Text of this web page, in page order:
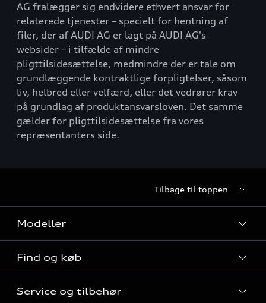
AG fralægger sig endvidere ethvert ansvar for
relaterede tjenester – specielt for hentning af
filer, der af AUDI AG er lagt på AUDI AG's
websider – i tilfælde af mindre
pligttilsidesættelse, medmindre der er tale om
grundlæggende kontraktlige forpligtelser, såsom
liv, helbred eller velfærd, eller det vedrører krav
på grundlag af produktansvarsloven. Det samme
gælder for pligttilsidesættelse fra vores
repræsentanters side.
Tilbage til toppen
Modeller
Find og køb
Service og tilbehør